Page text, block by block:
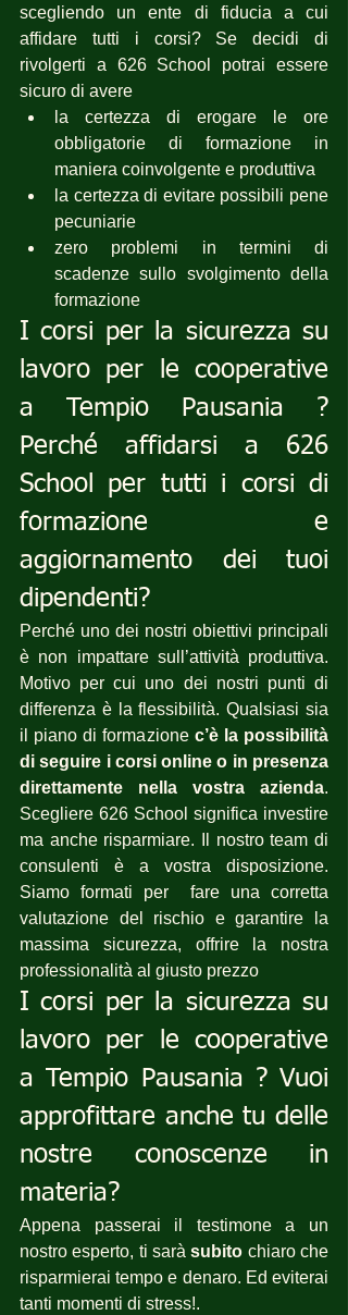
scegliendo un ente di fiducia a cui
affidare tutti i corsi? Se decidi di
rivolgerti a 626 School potrai essere
sicuro di avere
la certezza di erogare le ore
obbligatorie di formazione in
maniera coinvolgente e produttiva
la certezza di evitare possibili pene
pecuniarie
zero problemi in termini di
scadenze sullo svolgimento della
formazione
I corsi per la sicurezza su
lavoro per le cooperative
a Tempio Pausania ?
Perché affidarsi a 626
School per tutti i corsi di
formazione e
aggiornamento dei tuoi
dipendenti?
Perché uno dei nostri obiettivi principali
è non impattare sull’attività produttiva.
Motivo per cui uno dei nostri punti di
differenza è la flessibilità. Qualsiasi sia
il piano di formazione c’è la possibilità
di seguire i corsi online o in presenza
direttamente nella vostra azienda.
Scegliere 626 School significa investire
ma anche risparmiare. Il nostro team di
consulenti è a vostra disposizione.
Siamo formati per  fare una corretta
valutazione del rischio e garantire la
massima sicurezza, offrire la nostra
professionalità al giusto prezzo
I corsi per la sicurezza su
lavoro per le cooperative
a Tempio Pausania ? Vuoi
approfittare anche tu delle
nostre conoscenze in
materia?
Appena passerai il testimone a un
nostro esperto, ti sarà subito chiaro che
risparmierai tempo e denaro. Ed eviterai
tanti momenti di stress!.